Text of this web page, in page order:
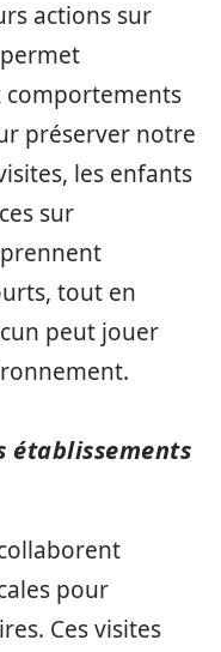
actions sur
comportements
préserver notre
les enfants
sur
tout en
peut jouer
établissements
pour
Ces visites